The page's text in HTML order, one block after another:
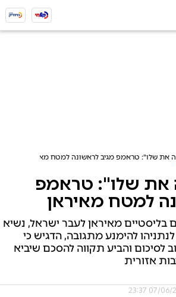
את שלו": טראמפ מגיב לראשונה למטח מאיראן
את שלו": טראמפ
למטח מאיראן
בליסטיים מאיראן לעבר ישראל, נשיא
להימנע מתגובה, הדגיש כי
לסיכום והביע תקווה להסכם שיביא
אזורית